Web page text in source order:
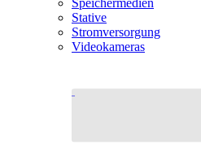
Speichermedien
Stative
Stromversorgung
Videokameras